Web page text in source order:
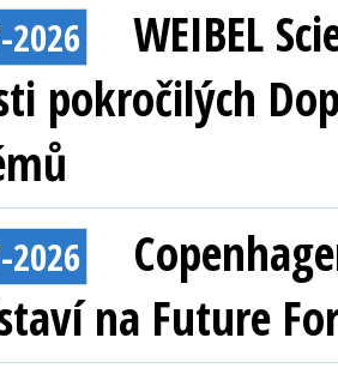
2026
WEIBEL
pokročilých
2026
na Future